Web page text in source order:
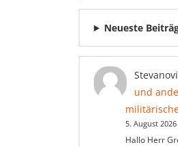
Neueste
und
5. August 2026
Hallo Herr